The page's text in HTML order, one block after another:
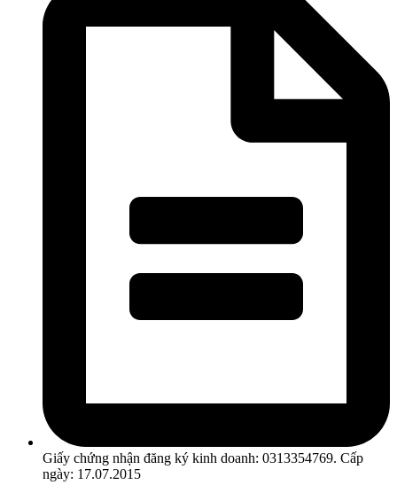
Giấy chứng nhận đăng ký kinh doanh: 0313354769. Cấp
ngày: 17.07.2015